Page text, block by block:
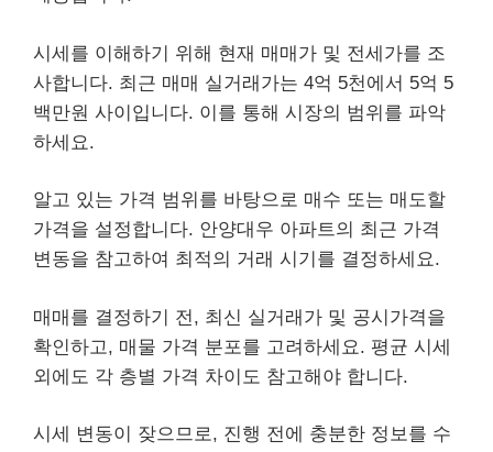
시세를 이해하기 위해 현재 매매가 및 전세가를 조
사합니다. 최근 매매 실거래가는 4억 5천에서 5억 5
백만원 사이입니다. 이를 통해 시장의 범위를 파악
하세요.
알고 있는 가격 범위를 바탕으로 매수 또는 매도할
가격을 설정합니다. 안양대우 아파트의 최근 가격
변동을 참고하여 최적의 거래 시기를 결정하세요.
매매를 결정하기 전, 최신 실거래가 및 공시가격을
확인하고, 매물 가격 분포를 고려하세요. 평균 시세
외에도 각 층별 가격 차이도 참고해야 합니다.
시세 변동이 잦으므로, 진행 전에 충분한 정보를 수